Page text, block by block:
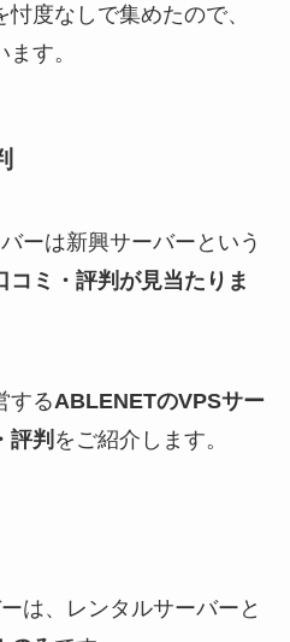
度なしで集めたので、
す。
ーは新興サーバーという
コミ・評判が見当たりま
するABLENETのVPSサー
評判 をご紹介します。
は、レンタルサーバーと